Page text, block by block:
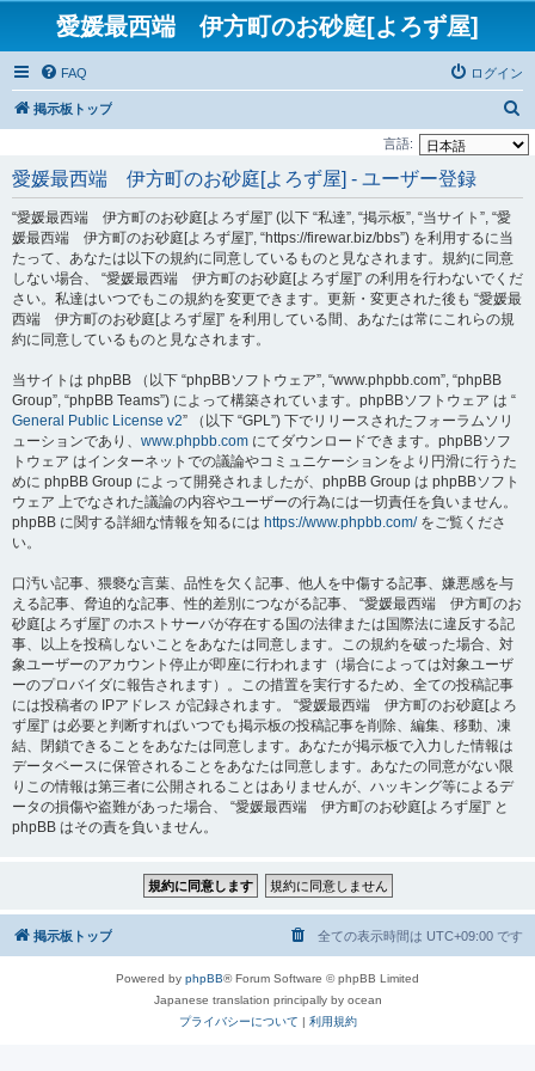
愛媛最西端 伊方町のお砂庭[よろず屋]
FAQ ログイン
掲示板トップ
索
言語:
愛媛最西端 伊方町のお砂庭[よろず屋] - ユーザー登録
“愛媛最西端 伊方町のお砂庭[よろず屋]” (以下 “私達”, “掲示板”, “当サイト”, “愛
媛最西端 伊方町のお砂庭[よろず屋]”, “https://firewar.biz/bbs”) を利用するに当
たって、あなたは以下の規約に同意しているものと見なされます。規約に同意
しない場合、 “愛媛最西端 伊方町のお砂庭[よろず屋]” の利用を行わないでくだ
さい。私達はいつでもこの規約を変更できます。更新・変更された後も “愛媛最
西端 伊方町のお砂庭[よろず屋]” を利用している間、あなたは常にこれらの規
約に同意しているものと見なされます。
当サイトは phpBB （以下 “phpBBソフトウェア”, “www.phpbb.com”, “phpBB
Group”, “phpBB Teams”) によって構築されています。phpBBソフトウェア は “
General Public License v2” （以下 “GPL”) 下でリリースされたフォーラムソリ
ューションであり、 www.phpbb.com にてダウンロードできます。phpBBソフ
トウェア はインターネットでの議論やコミュニケーションをより円滑に行うた
めに phpBB Group によって開発されましたが、phpBB Group は phpBBソフト
ウェア 上でなされた議論の内容やユーザーの行為には一切責任を負いません。
phpBB に関する詳細な情報を知るには https://www.phpbb.com/をご覧くださ
い。
口汚い記事、猥褻な言葉、品性を欠く記事、他人を中傷する記事、嫌悪感を与
える記事、脅迫的な記事、性的差別につながる記事、 “愛媛最西端 伊方町のお
砂庭[よろず屋]” のホストサーバが存在する国の法律または国際法に違反する記
事、以上を投稿しないことをあなたは同意します。この規約を破った場合、対
象ユーザーのアカウント停止が即座に行われます（場合によっては対象ユーザ
ーのプロバイダに報告されます）。この措置を実行するため、全ての投稿記事
には投稿者の IPアドレス が記録されます。 “愛媛最西端 伊方町のお砂庭[よろ
ず屋]” は必要と判断すればいつでも掲示板の投稿記事を削除、編集、移動、凍
結、閉鎖できることをあなたは同意します。あなたが掲示板で入力した情報は
データベースに保管されることをあなたは同意します。あなたの同意がない限
りこの情報は第三者に公開されることはありませんが、ハッキング等によるデ
ータの損傷や盗難があった場合、 “愛媛最西端 伊方町のお砂庭[よろず屋]” と
phpBB はその責を負いません。
掲示板トップ 全ての表示時間は UTC+09:00 です
Powered by phpBB® Forum Software © phpBB Limited
Japanese translation principally by ocean
プライバシーについて | 利用規約